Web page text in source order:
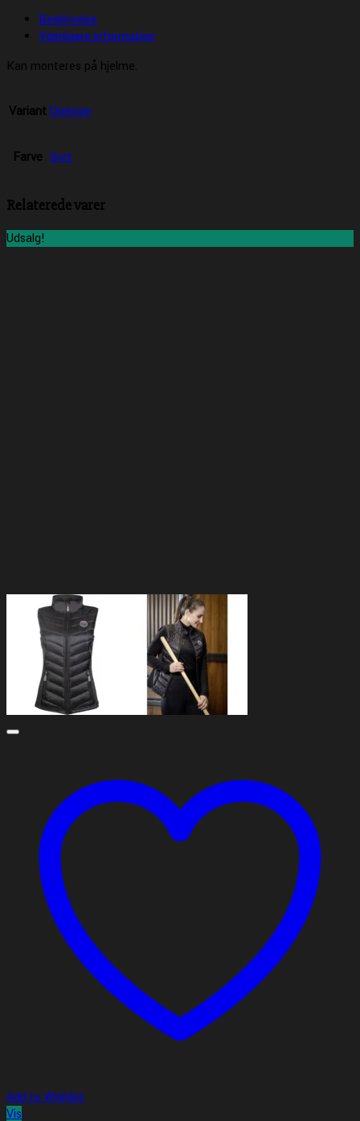
Beskrivelse
Yderligere information
Kan monteres på hjelme.
Variant Onesize
Farve Sort
Relaterede varer
Udsalg!
Add to Wishlist
Vis